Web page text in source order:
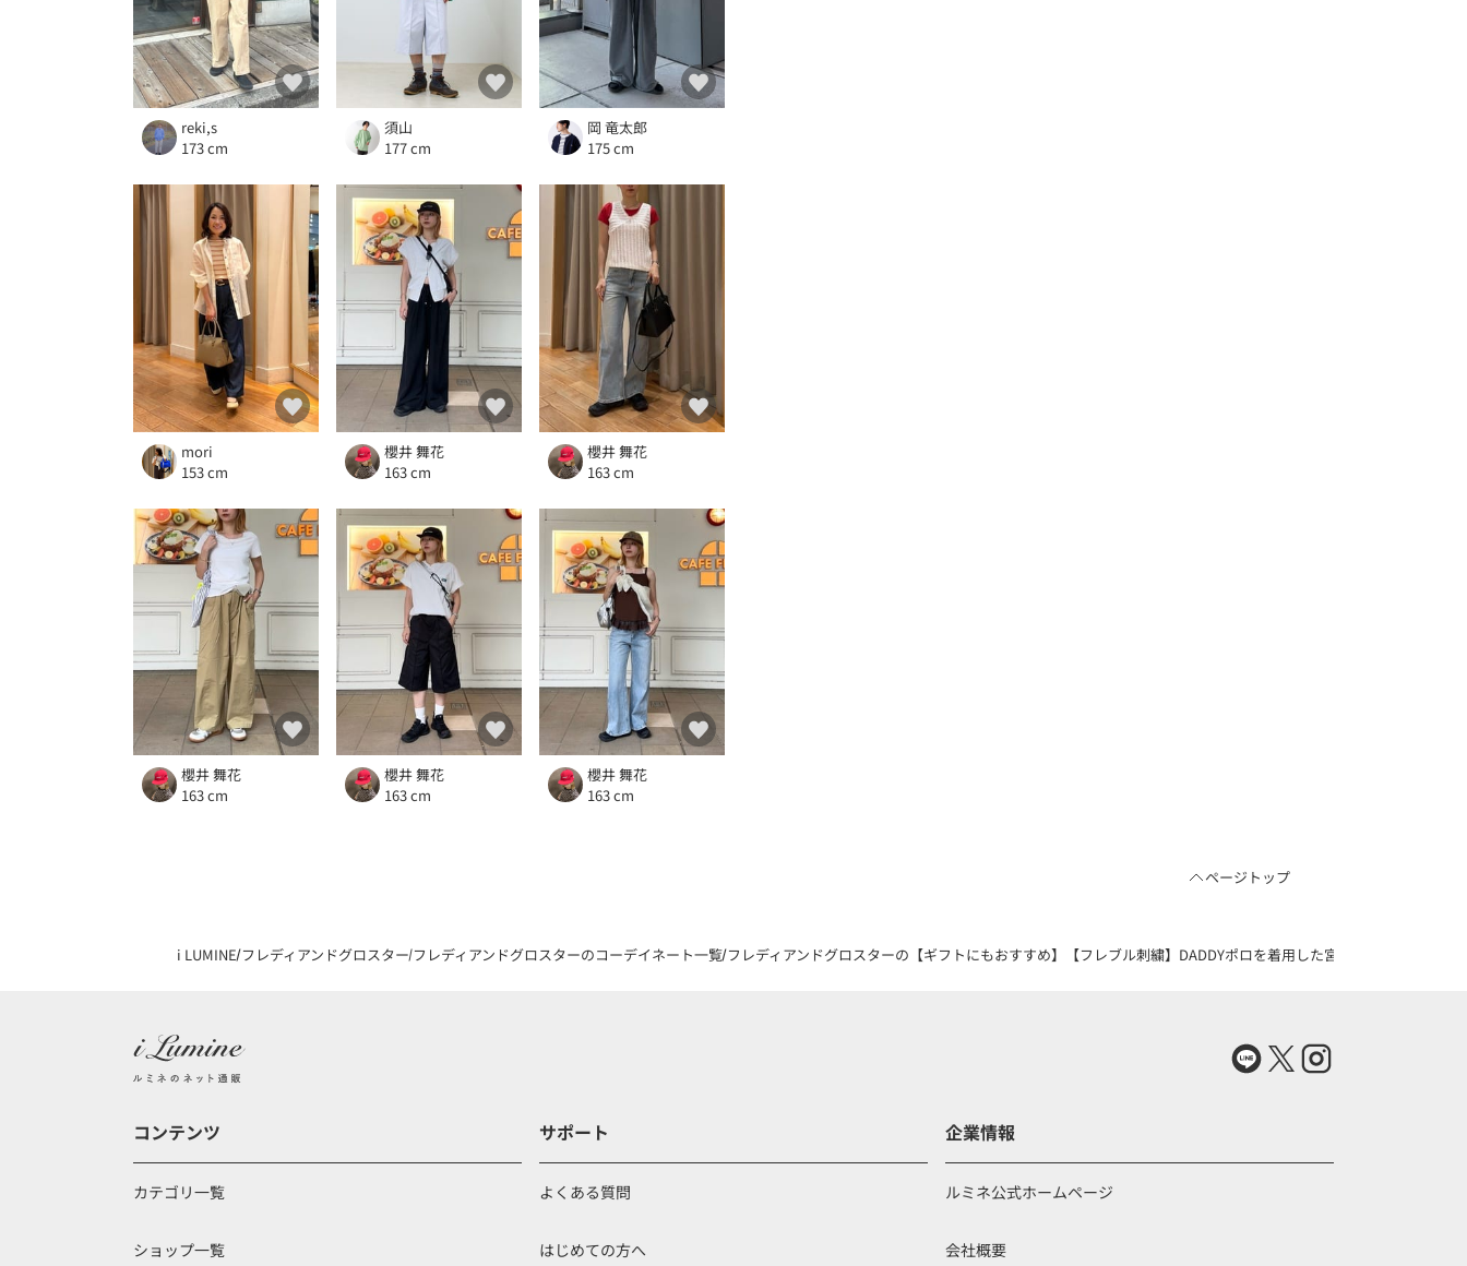
reki,s
173 cm
須山
177 cm
岡 竜太郎
175 cm
mori
153 cm
櫻井 舞花
163 cm
櫻井 舞花
163 cm
櫻井 舞花
163 cm
櫻井 舞花
163 cm
櫻井 舞花
163 cm
ページトップ
i LUMINE フレディアンドグロスター フレディアンドグロスターのコーデイネート一覧フレディアンドグロスターの【ギフトにもおすすめ】【フレブル刺繍】DADDYポロを着用した宮崎さんのコーディ
コンテンツ
カテゴリ一覧
ショップ一覧
サポート
よくある質問
はじめての方へ
企業情報
ルミネ公式ホームページ
会社概要